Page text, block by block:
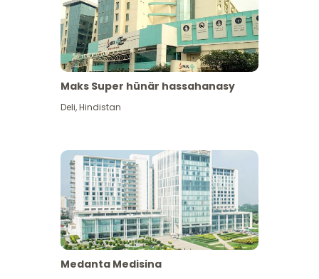
Maks Super hünär hassahanasy
Deli,Hindistan
Medanta Medisina